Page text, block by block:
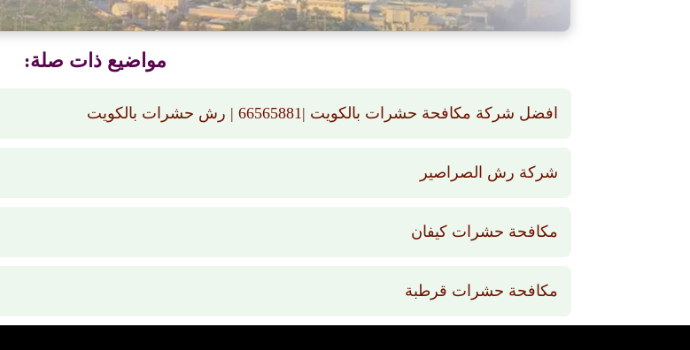
مواضيع ذات صلة:
افضل شركة مكافحة حشرات بالكويت |66565881 | رش حشرات بالكويت
شركة رش الصراصير
مكافحة حشرات كيفان
مكافحة حشرات قرطبة